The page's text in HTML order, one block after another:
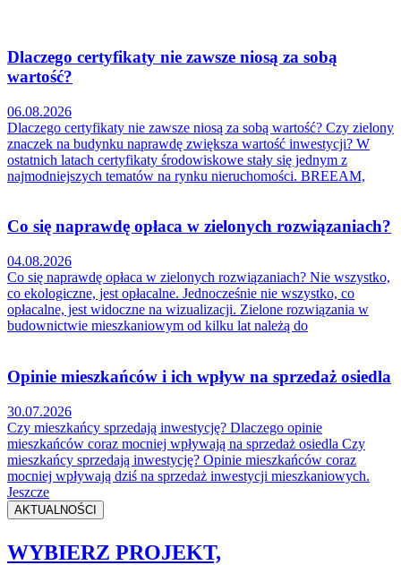
Dlaczego certyfikaty nie zawsze niosą za sobą
wartość?
06.08.2026
Dlaczego certyfikaty nie zawsze niosą za sobą wartość? Czy zielony
znaczek na budynku naprawdę zwiększa wartość inwestycji? W
ostatnich latach certyfikaty środowiskowe stały się jednym z
najmodniejszych tematów na rynku nieruchomości. BREEAM,
Co się naprawdę opłaca w zielonych rozwiązaniach?
04.08.2026
Co się naprawdę opłaca w zielonych rozwiązaniach? Nie wszystko,
co ekologiczne, jest opłacalne. Jednocześnie nie wszystko, co
opłacalne, jest widoczne na wizualizacji. Zielone rozwiązania w
budownictwie mieszkaniowym od kilku lat należą do
Opinie mieszkańców i ich wpływ na sprzedaż osiedla
30.07.2026
Czy mieszkańcy sprzedają inwestycję? Dlaczego opinie
mieszkańców coraz mocniej wpływają na sprzedaż osiedla Czy
mieszkańcy sprzedają inwestycję? Opinie mieszkańców coraz
mocniej wpływają dziś na sprzedaż inwestycji mieszkaniowych.
Jeszcze
AKTUALNOŚCI
WYBIERZ PROJEKT,